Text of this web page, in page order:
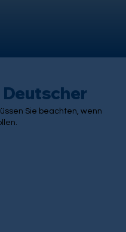
Sie beachten, wenn